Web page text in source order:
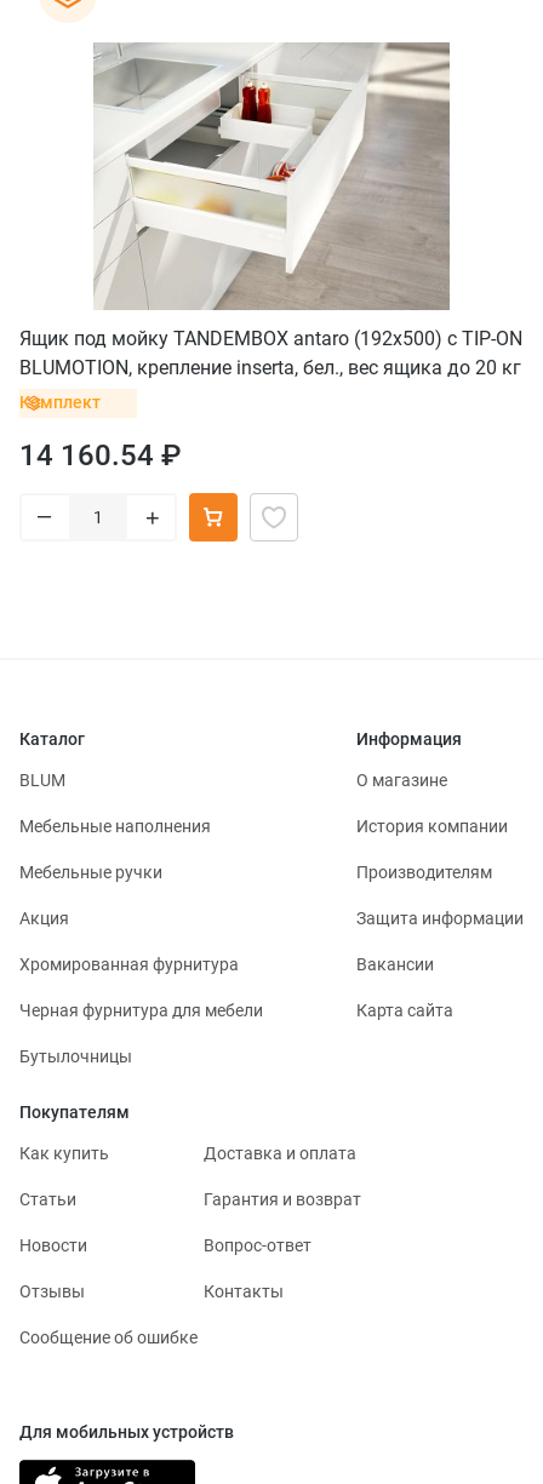
Ящик под мойку TANDEMBOX antaro (192х500) с TIP-ON
BLUMOTION, крепление inserta, бел., вес ящика до 20 кг
Комплект
14 160.54 ₽
– +
Каталог
BLUM
Мебельные наполнения
Мебельные ручки
Акция
Хромированная фурнитура
Черная фурнитура для мебели
Бутылочницы
Информация
О магазине
История компании
Производителям
Защита информации
Вакансии
Карта сайта
Покупателям
Как купить Доставка и оплата
Статьи Гарантия и возврат
Новости Вопрос-ответ
Отзывы Контакты
Сообщение об ошибке
Для мобильных устройств